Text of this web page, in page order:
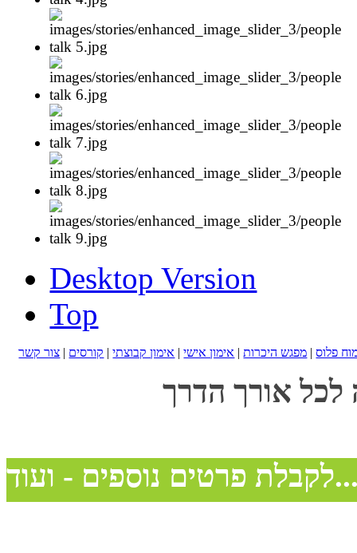
Desktop Version
Top
פלוס| מפגש היכרות| אימון אישי| אימון קבוצתי| קורסים | צור קשר
לכל אורך הדרך
נוספים - ועוד...